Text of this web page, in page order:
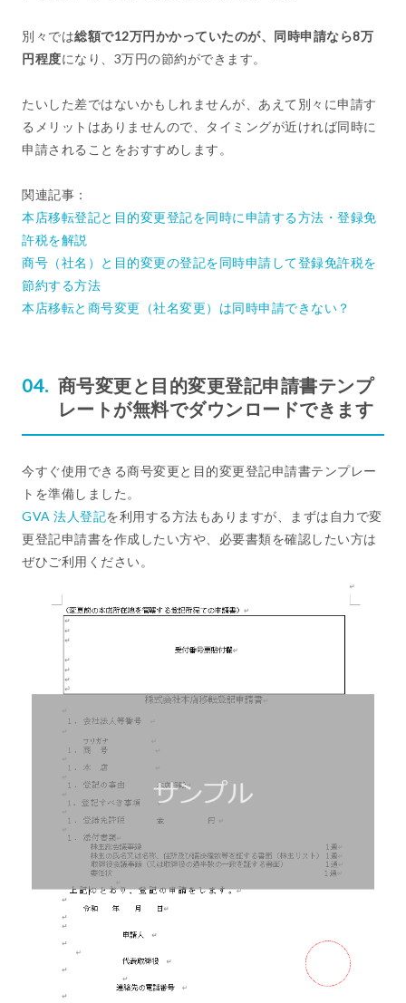
別々では総額で12万円かかっていたのが、同時申請なら8万
円程度になり、3万円の節約ができます。
たいした差ではないかもしれませんが、あえて別々に申請す
るメリットはありませんので、タイミングが近ければ同時に
申請されることをおすすめします。
関連記事：
本店移転登記と目的変更登記を同時に申請する方法・登録免
許税を解説
商号（社名）と目的変更の登記を同時申請して登録免許税を
節約する方法
本店移転と商号変更（社名変更）は同時申請できない？
商号変更と目的変更登記申請書テンプ
レートが無料でダウンロードできます
今すぐ使用できる商号変更と目的変更登記申請書テンプレー
トを準備しました。
GVA 法人登記を利用する方法もありますが、まずは自力で変
更登記申請書を作成したい方や、必要書類を確認したい方は
ぜひご利用ください。